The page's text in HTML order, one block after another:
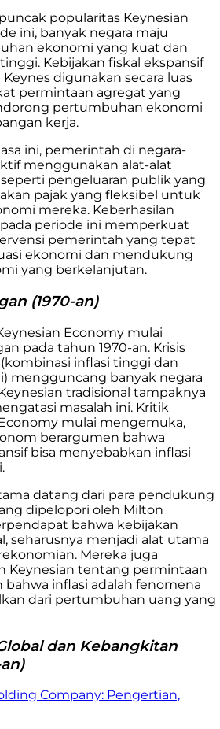
popularitas Keynesian
ini, banyak negara maju
ekonomi yang kuat dan
Kebijakan fiskal ekspansif
digunakan secara luas
permintaan agregat yang
pertumbuhan ekonomi
kerja.
ini, pemerintah di negara-
menggunakan alat-alat
pengeluaran publik yang
pajak yang fleksibel untuk
mereka. Keberhasilan
periode ini memperkuat
pemerintah yang tepat
ekonomi dan mendukung
yang berkelanjutan.
(1970-an)
Economy mulai
pada tahun 1970-an. Krisis
inflasi tinggi dan
mengguncang banyak negara
tradisional tampaknya
masalah ini. Kritik
mulai mengemuka,
berargumen bahwa
bisa menyebabkan inflasi
datang dari para pendukung
dipelopori oleh Milton
bahwa kebijakan
seharusnya menjadi alat utama
Mereka juga
Keynesian tentang permintaan
inflasi adalah fenomena
dari pertumbuhan uang yang
dan Kebangkitan
Company: Pengertian,